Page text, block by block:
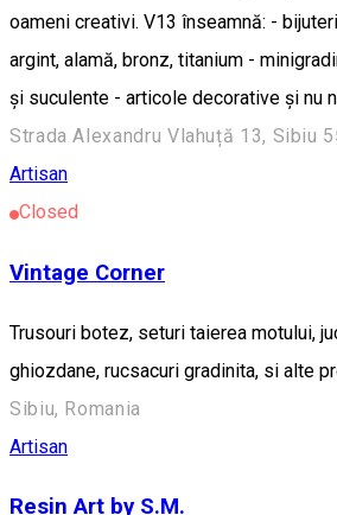
oameni creativi. V13 înseamnă: -
argint, alamă, bronz, titanium -
și suculente - articole decorative și nu
Strada Alexandru Vlahuță 13, Sibiu
Artisan
Closed
Vintage Corner
Trusouri botez, seturi taierea motului,
ghiozdane, rucsacuri gradinita, si alte
Sibiu, Romania
Artisan
Resin Art by S.M.